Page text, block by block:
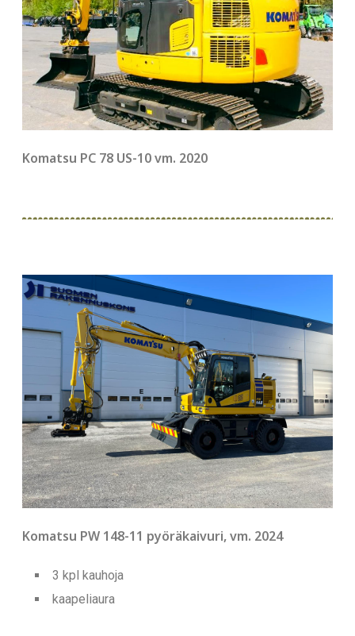
Komatsu PC 78 US-10 vm. 2020
Komatsu PW 148-11 pyöräkaivuri, vm. 2024
3 kpl kauhoja
kaapeliaura